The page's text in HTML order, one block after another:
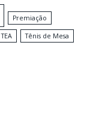
Premiação
TEA Tênis de Mesa